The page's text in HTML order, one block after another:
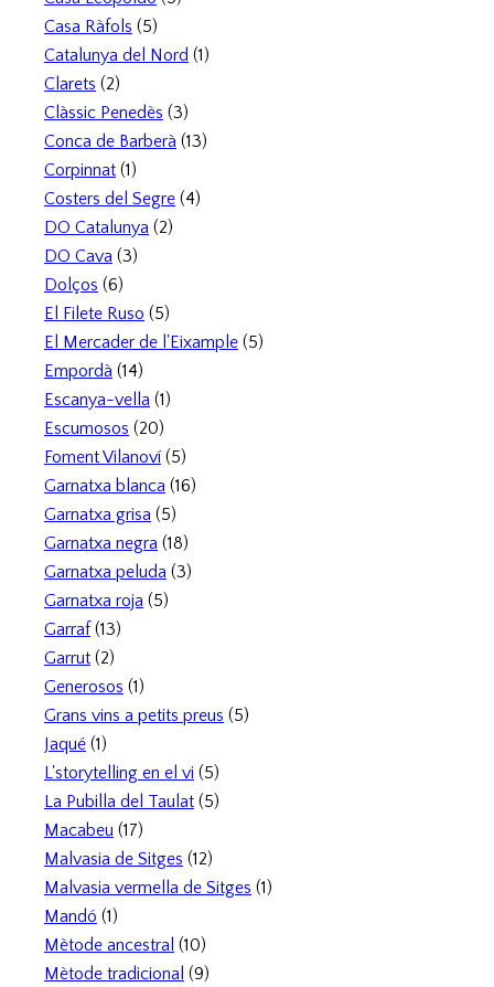
Casa Ràfols (5)
Catalunya del Nord (1)
Clarets (2)
Clàssic Penedès (3)
Conca de Barberà (13)
Corpinnat (1)
Costers del Segre (4)
DO Catalunya (2)
DO Cava (3)
Dolços (6)
El Filete Ruso (5)
El Mercader de l'Eixample (5)
Empordà (14)
Escanya-vella (1)
Escumosos (20)
Foment Vilanoví (5)
Garnatxa blanca (16)
Garnatxa grisa (5)
Garnatxa negra (18)
Garnatxa peluda (3)
Garnatxa roja (5)
Garraf (13)
Garrut (2)
Generosos (1)
Grans vins a petits preus (5)
Jaqué (1)
L'storytelling en el vi (5)
La Pubilla del Taulat (5)
Macabeu (17)
Malvasia de Sitges (12)
Malvasia vermella de Sitges (1)
Mandó (1)
Mètode ancestral (10)
Mètode tradicional (9)